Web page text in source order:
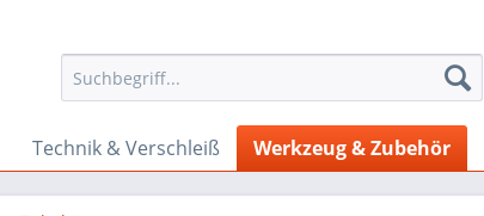
Technik & Verschleiß Werkzeug & Zubehör